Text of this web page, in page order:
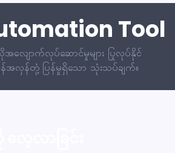
Tool
လျောက်လုပ်ဆောင်မှုများ ပြုလုပ်နိုင်
န်အလှန်တုံ့ပြန်မှုရှိသော သုံးသပ်ချက်။